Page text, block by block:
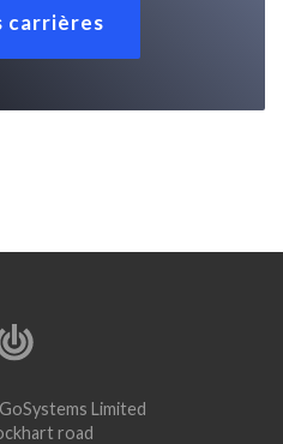
carrières
Limited
road